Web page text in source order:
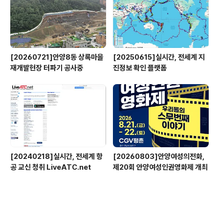
[20260721]안양8동 상록마을
재개발현장 터파기 공사중
[20250615]실시간, 전세계 지
진정보 확인 플랫폼
[20240218]실시간, 전세계 항
공 교신 청취 LiveATC.net
[20260803]안양여성의전화,
제20회 안양여성인권영화제 개최